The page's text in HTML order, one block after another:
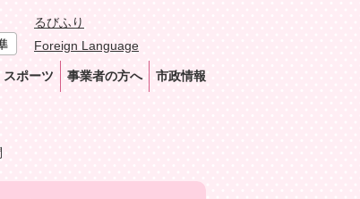
るびふり
Foreign Language
ポーツ 事業者の方へ 市政情報